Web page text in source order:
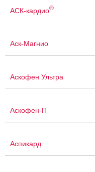
АСК-кардио®
Аск-Магнио
Аскофен Ультра
Аскофен-П
Аспикард